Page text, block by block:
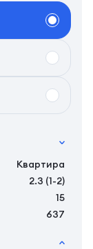
Квартира
2.3 (1-2)
15
637